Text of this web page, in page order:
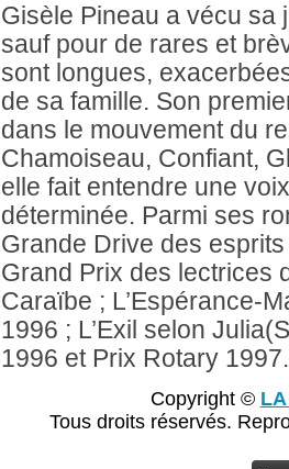
Gisèle Pineau a vécu sa
sauf pour de rares et
sont longues,
de sa famille. Son
dans le mouvement du
Chamoiseau, Confiant,
elle fait entendre une
déterminée. Parmi ses
Grande Drive des
Grand Prix des lectrices
Caraïbe ; L’Espérance-
1996 ; L’Exil selon
1996 et Prix Rotary 1997.
Copyright ©
Tous droits réservés.